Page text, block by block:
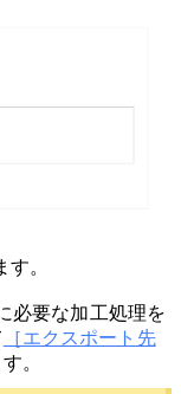
。
必要な加工処理を
［エクスポート先
。